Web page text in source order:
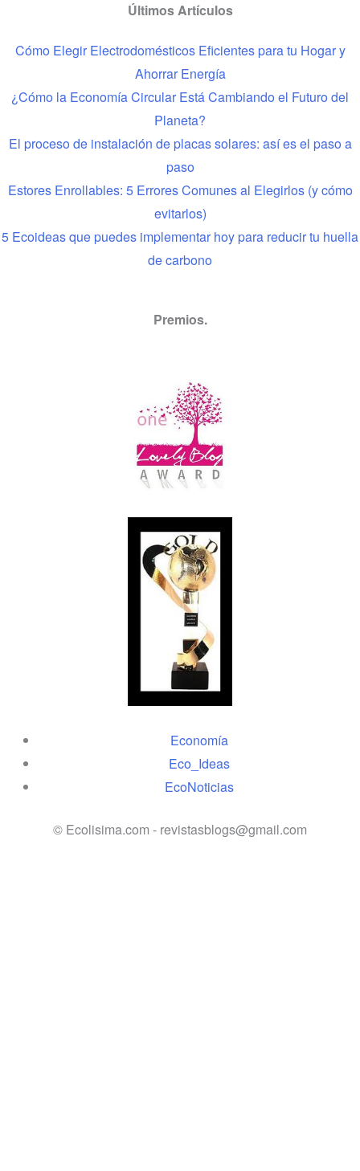
Últimos Artículos
Cómo Elegir Electrodomésticos Eficientes para tu Hogar y
Ahorrar Energía
¿Cómo la Economía Circular Está Cambiando el Futuro del
Planeta?
El proceso de instalación de placas solares: así es el paso a
paso
Estores Enrollables: 5 Errores Comunes al Elegirlos (y cómo
evitarlos)
5 Ecoideas que puedes implementar hoy para reducir tu huella
de carbono
Premios.
Economía
Eco_Ideas
EcoNoticias
© Ecolisima.com - revistasblogs@gmail.com